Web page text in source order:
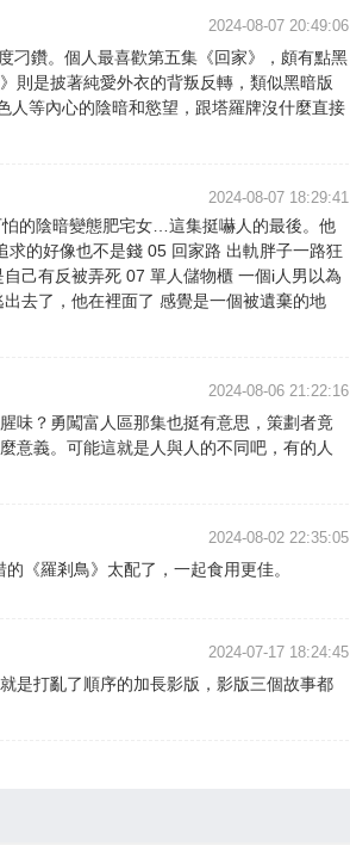
2024-08-07 20:49:06
刁鑽。個人最喜歡第五集《回家》，頗有點黑
則是披著純愛外衣的背叛反轉，類似黑暗版
人等內心的陰暗和慾望，跟塔羅牌沒什麼直接
2024-08-07 18:29:41
陰暗變態肥宅女…這集挺嚇人的最後。他
的好像也不是錢 05 回家路 出軌胖子一路狂
己有反被弄死 07 單人儲物櫃 一個i人男以為
去了，他在裡面了 感覺是一個被遺棄的地
2024-08-06 21:22:16
味？勇闖富人區那集也挺有意思，策劃者竟
意義。可能這就是人與人的不同吧，有的人
2024-08-02 22:35:05
《羅剎鳥》太配了，一起食用更佳。
2024-07-17 18:24:45
是打亂了順序的加長影版，影版三個故事都